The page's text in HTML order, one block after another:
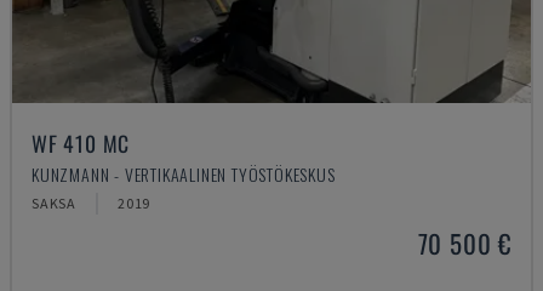
WF 410 MC
KUNZMANN - VERTIKAALINEN TYÖSTÖKESKUS
SAKSA 2019
70 500 €